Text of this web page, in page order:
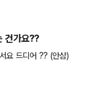
건가요??
겟차 화면에 지커가 떠있어서요 드디어 ?? (안삼)